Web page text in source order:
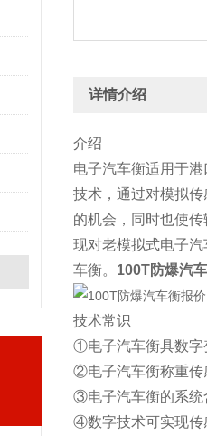
详情介绍
介绍
电子汽车衡适用于
技术，通过对模拟
的机会，同时也使
现对老模拟式电子
车衡。 100T防爆汽
技术常识
①电子汽车衡具数字
②电子汽车衡称重传
③电子汽车衡的系统
④数字技术可实现传